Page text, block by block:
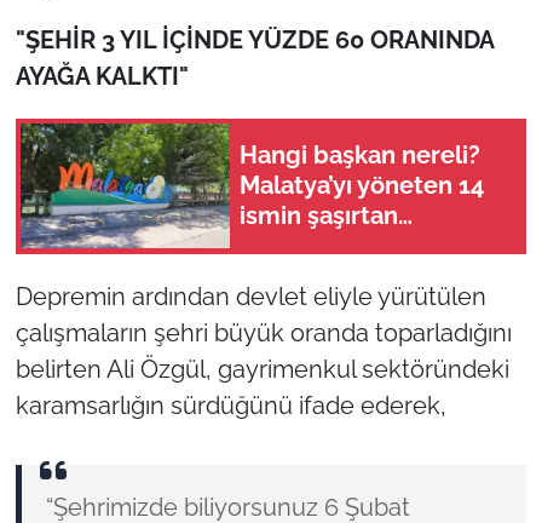
"ŞEHİR 3 YIL İÇİNDE YÜZDE 60 ORANINDA
AYAĞA KALKTI"
Hangi başkan nereli?
Malatya’yı yöneten 14
ismin şaşırtan
Depremin ardından devlet eliyle yürütülen
çalışmaların şehri büyük oranda toparladığını
belirten Ali Özgül, gayrimenkul sektöründeki
karamsarlığın sürdüğünü ifade ederek,
“Şehrimizde biliyorsunuz 6 Şubat